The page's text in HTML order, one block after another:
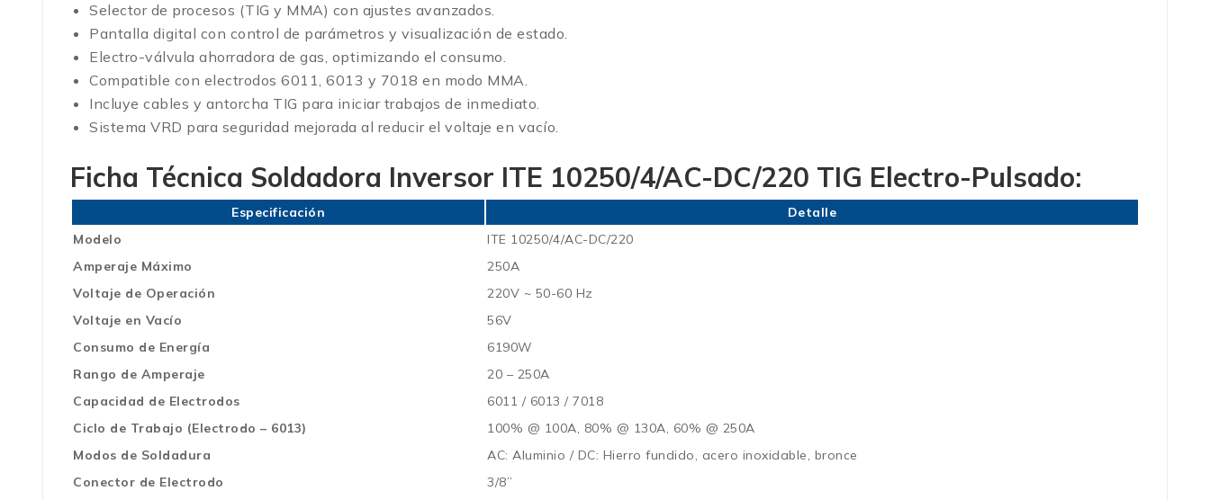
Selector de procesos (TIG y MMA) con ajustes avanzados.
Pantalla digital con control de parámetros y visualización de estado.
Electro-válvula ahorradora de gas, optimizando el consumo.
Compatible con electrodos 6011, 6013 y 7018 en modo MMA.
Incluye cables y antorcha TIG para iniciar trabajos de inmediato.
Sistema VRD para seguridad mejorada al reducir el voltaje en vacío.
Ficha Técnica Soldadora Inversor ITE 10250/4/AC-DC/220 TIG Electro-Pulsado:
Especificación
Detalle
Modelo
ITE 10250/4/AC-DC/220
Amperaje Máximo
250A
Voltaje de Operación
220V ~ 50-60 Hz
Voltaje en Vacío
56V
Consumo de Energía
6190W
Rango de Amperaje
20 – 250A
Capacidad de Electrodos
6011 / 6013 / 7018
Ciclo de Trabajo (Electrodo – 6013)
100% @ 100A, 80% @ 130A, 60% @ 250A
Modos de Soldadura
AC: Aluminio / DC: Hierro fundido, acero inoxidable, bronce
Conector de Electrodo
3/8”